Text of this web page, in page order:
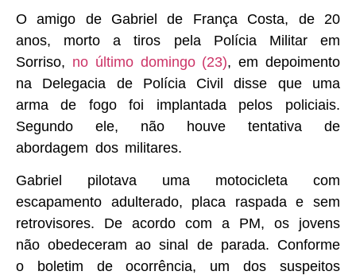
O amigo de Gabriel de França Costa, de 20
anos, morto a tiros pela Polícia Militar em
Sorriso, no último domingo (23), em depoimento
na Delegacia de Polícia Civil disse que uma
arma de fogo foi implantada pelos policiais.
Segundo ele, não houve tentativa de
abordagem dos militares.
Gabriel pilotava uma motocicleta com
escapamento adulterado, placa raspada e sem
retrovisores. De acordo com a PM, os jovens
não obedeceram ao sinal de parada. Conforme
o boletim de ocorrência, um dos suspeitos